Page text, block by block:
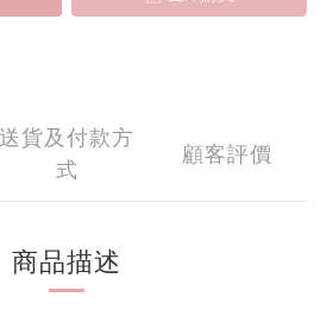
送貨及付款方
式
顧客評價
商品描述